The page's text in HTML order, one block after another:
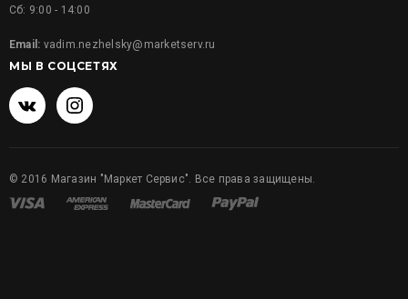
Сб: 9:00 - 14:00
Email: vadim.nezhelsky@marketserv.ru
МЫ В СОЦСЕТЯХ
© 2016 Магазин "Маркет Сервис". Все права защищены.